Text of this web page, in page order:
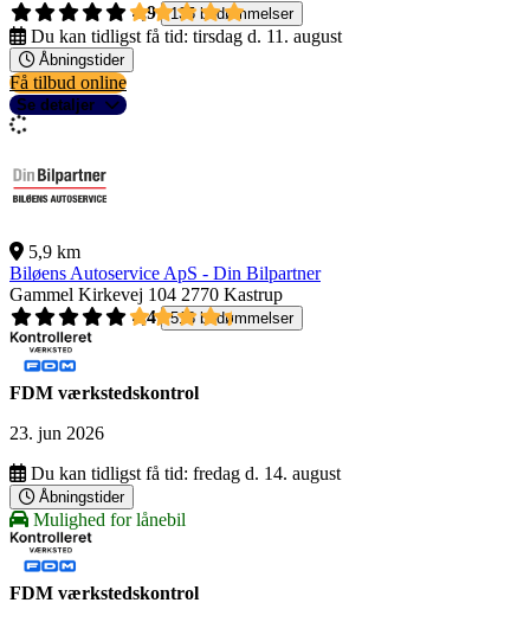
4,9
135 bedømmelser
Du kan tidligst få tid: tirsdag d. 11. august
Åbningstider
Få tilbud online
Se detaljer
5,9 km
Biløens Autoservice ApS - Din Bilpartner
Gammel Kirkevej 104 2770 Kastrup
4,4
518 bedømmelser
FDM værkstedskontrol
23. jun 2026
Du kan tidligst få tid: fredag d. 14. august
Åbningstider
Mulighed for lånebil
FDM værkstedskontrol